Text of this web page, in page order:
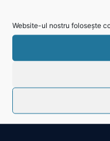
Website-ul nostru folosește
Federația Româna
Istoric rugby în